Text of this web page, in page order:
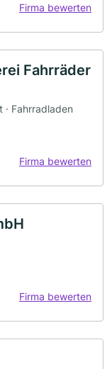
Firma bewerten
Fahrräder
· Fahrradladen
Firma bewerten
Firma bewerten